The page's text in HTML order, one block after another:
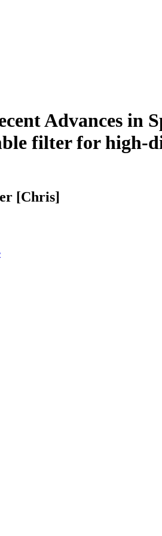
Advances in
filter for high-
[Chris]